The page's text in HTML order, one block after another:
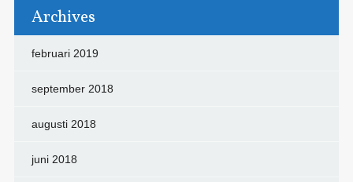
Archives
februari 2019
september 2018
augusti 2018
juni 2018